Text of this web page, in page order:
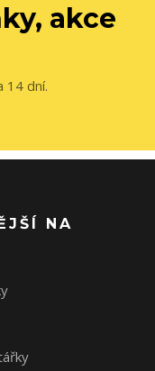
akce
14 dní.
NA